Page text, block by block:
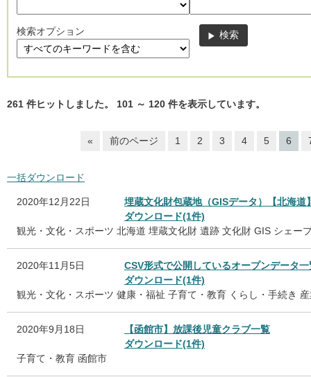
検索オプション
261 件ヒットしました。 101 ～ 120 件を表示しています。
« 前のページ 1 2 3 4 5 6
一括ダウンロード
2020年12月22日
埋蔵文化財包蔵地（GISデータ）【北海道
ダウンロード(1件)
観光・文化・スポーツ 北海道 埋蔵文化財 遺跡 文化財 GIS シェー
2020年11月5日
CSV形式で公開しているオープンデータ
ダウンロード(1件)
観光・文化・スポーツ 健康・福祉 子育て・教育 くらし・手続き
2020年9月18日
【函館市】放課後児童クラブ一覧
ダウンロード(1件)
子育て・教育 函館市